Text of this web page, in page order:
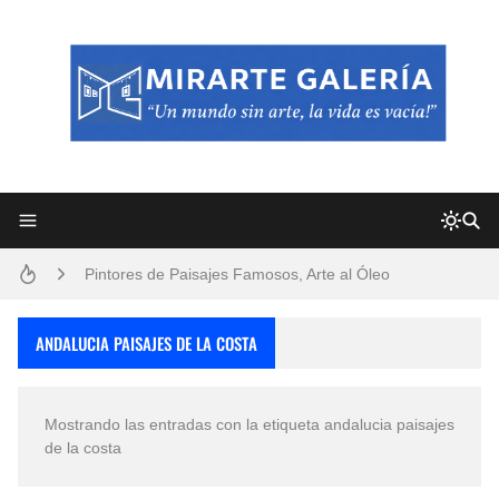
Pintores de Paisajes Famosos, Arte al Óleo
ANDALUCIA PAISAJES DE LA COSTA
Mostrando las entradas con la etiqueta andalucia paisajes
de la costa